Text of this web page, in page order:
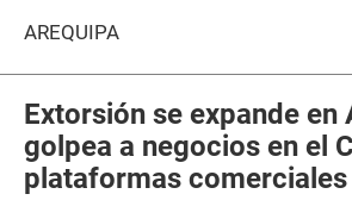
AREQUIPA
Extorsión se expande en
golpea a negocios en el
plataformas comerciales